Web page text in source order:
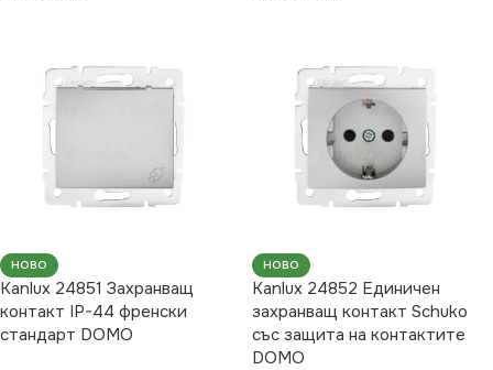
НОВО
Kanlux 24851 Захранващ
контакт IP-44 френски
стандарт DOMO
НОВО
Kanlux 24852 Единичен
захранващ контакт Schuko
със защита на контактите
DOMO